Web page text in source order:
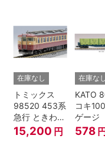
在庫なし
トミックス
98520 453系
急行 ときわ
基本4両セッ
ト Nゲージ
15,200 円
在庫なし
KATO
コキ
ゲージ
578